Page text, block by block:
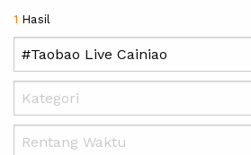
1 Hasil